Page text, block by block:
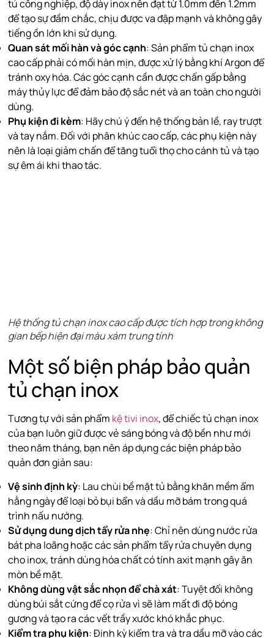
tủ công nghiệp, độ dày inox nên đạt từ 1.0mm đến 1.2mm
để tạo sự đầm chắc, chịu được va đập mạnh và không gây
tiếng ồn lớn khi sử dụng.
Quan sát mối hàn và góc cạnh: Sản phẩm tủ chạn inox
cao cấp phải có mối hàn mịn, được xử lý bằng khí Argon để
tránh oxy hóa. Các góc cạnh cần được chấn gấp bằng
máy thủy lực để đảm bảo độ sắc nét và an toàn cho người
dùng.
Phụ kiện đi kèm: Hãy chú ý đến hệ thống bản lề, ray trượt
và tay nắm. Đối với phân khúc cao cấp, các phụ kiện này
nên là loại giảm chấn để tăng tuổi thọ cho cánh tủ và tạo
sự êm ái khi thao tác.
Hệ thống tủ chạn inox cao cấp được tích hợp trong không
gian bếp hiện đại màu xám trung tính
Một số biện pháp bảo quản
tủ chạn inox
Tương tự với sản phẩm kệ tivi inox, để chiếc tủ chạn inox
của bạn luôn giữ được vẻ sáng bóng và độ bền như mới
theo năm tháng, bạn nên áp dụng các biện pháp bảo
quản đơn giản sau:
Vệ sinh định kỳ: Lau chùi bề mặt tủ bằng khăn mềm ẩm
hằng ngày để loại bỏ bụi bẩn và dầu mỡ bám trong quá
trình nấu nướng.
Sử dụng dung dịch tẩy rửa nhẹ: Chỉ nên dùng nước rửa
bát pha loãng hoặc các sản phẩm tẩy rửa chuyên dụng
cho inox, tránh dùng hóa chất có tính axit mạnh gây ăn
mòn bề mặt.
Không dùng vật sắc nhọn để chà xát: Tuyệt đối không
dùng búi sắt cứng để cọ rửa vì sẽ làm mất đi độ bóng
gương và tạo ra các vết trầy xước khó khắc phục.
Kiểm tra phụ kiện: Định kỳ kiểm tra và tra dầu mỡ vào các